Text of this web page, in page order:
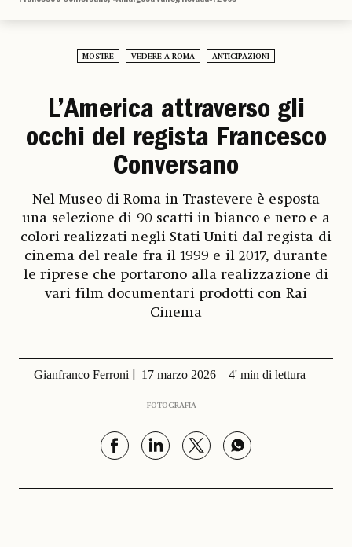
MOSTRE VEDERE A ROMA ANTICIPAZIONI
L’America attraverso gli
occhi del regista Francesco
Conversano
Nel Museo di Roma in Trastevere è esposta
una selezione di 90 scatti in bianco e nero e a
colori realizzati negli Stati Uniti dal regista di
cinema del reale fra il 1999 e il 2017, durante
le riprese che portarono alla realizzazione di
vari film documentari prodotti con Rai
Cinema
Gianfranco Ferroni 17 marzo 2026 4' min di lettura
FOTOGRAFIA